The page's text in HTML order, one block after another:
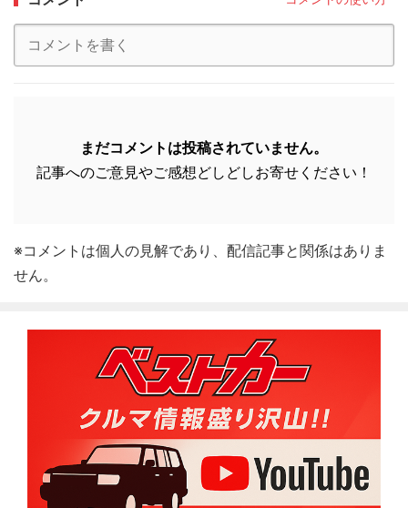
まだコメントは投稿されていません。
記事へのご意見やご感想どしどしお寄せください！
※コメントは個人の見解であり、配信記事と関係はありま
せん。